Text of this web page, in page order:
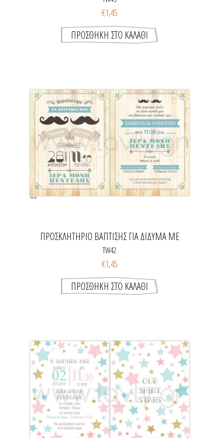
€1,45
ΠΡΟΣΚΛΗΤΉΡΙΟ ΒΆΠΤΙΣΗΣ ΓΙΑ ΔΊΔΥΜΑ ΜΕ
ΜΟΥΣΤΆΚΙΑ
TW42
€1,45